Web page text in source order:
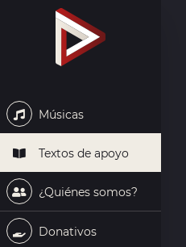
Músicas
Textos de apoyo
¿Quiénes somos?
Donativos